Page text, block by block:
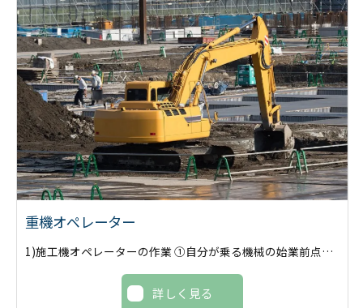
重機オペレーター
1)施工機オペレーターの作業 ①自分が乗る機械の始業前点検(オイル,水,ミルク)暖気運転等 ②混ぜる箇所まで自走していき機械をセットします。 ③準備ができたら設定深度まで貫入していきミルクを出しながら改良していきます。 ④後は機械に設置してある管理計器を確認しながら進めていきます。 ⑤一日分の改良が終わったら撹拌機の清掃です。圧をかけた水で綺麗に洗い流します。 ⑥洗い終わったら機械に異常がないか点検して終了です。 2)補助オペレーターの作業 ①自分が乗る機械の始業前点検(オイル,水,ベルト)暖気運転等 ②施工機を設置する場所に鉄板を敷きます。 ③改良が始まったら次の改良個所の段取り作業をします。手が空いたら手元作業も手伝います。 ④改良が終わった場所から整地していきます。 ⑤一日分の改良が終わり改良機を清掃している間は整地。次の日の段取りをします。 ⑥最後は現場と機械を綺麗にして終了です。
詳しく見る